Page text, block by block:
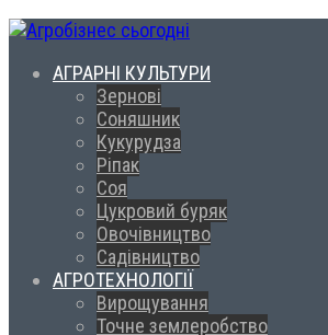
АГРАРНІ КУЛЬТУРИ
Зернові
Соняшник
Кукурудза
Ріпак
Соя
Цукровий буряк
Овочівництво
Садівництво
АГРОТЕХНОЛОГІЇ
Вирощування
Точне землеробство